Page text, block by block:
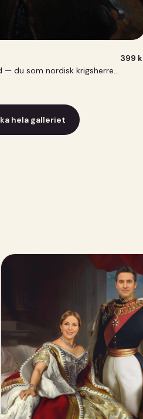
Vargskinn, ringbrynja & sköld — du som nordisk krigsherre ⚔️
399
hela galleriet